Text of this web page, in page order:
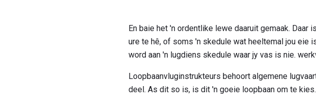
En baie het 'n ordentlike lewe daaruit gemaak.
ure te hê, of soms 'n skedule wat heeltemal jou eie
word aan 'n lugdiens skedule waar jy vas is nie.
Loopbaanvluginstrukteurs behoort algemene
deel. As dit so is, is dit 'n goeie loopbaan om te kies.